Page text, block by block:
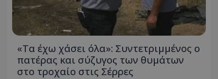
«Τα έχω χάσει όλα»: Συντετριμμένος ο
πατέρας και σύζυγος των θυμάτων
στο τροχαίο στις Σέρρες